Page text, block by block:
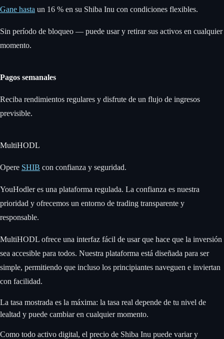
Gane hasta un 16 % en su Shiba Inu con condiciones flexibles.
Sin período de bloqueo — puede usar y retirar sus activos en cualquier
momento.
Pagos semanales
Reciba rendimientos regulares y disfrute de un flujo de ingresos
previsible.
MultiHODL
Opere SHIB con confianza y seguridad.
YouHodler es una plataforma regulada. La confianza es nuestra
prioridad y ofrecemos un entorno de trading transparente y
responsable.
MultiHODL ofrece una interfaz fácil de usar que hace que la inversión
sea accesible para todos. Nuestra plataforma está diseñada para ser
simple, permitiendo que incluso los principiantes naveguen e inviertan
con facilidad.
La tasa mostrada es la máxima: la tasa real depende de tu nivel de
lealtad y puede cambiar en cualquier momento.
Como todo activo digital, el precio de Shiba Inu puede variar y